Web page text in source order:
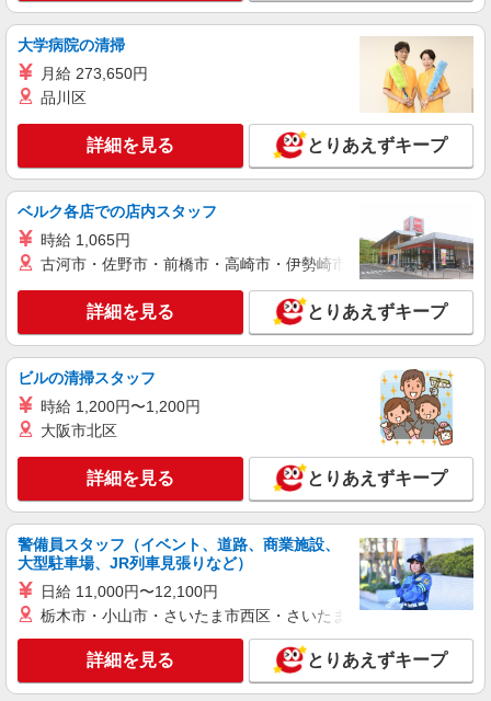
職業紹介
株式会社トラストグロース 新宿本社 第3営業部
サービス付き高齢者向け住宅での看護師
埼玉県和光市
キープ 詳細を見る
職業紹介
株式会社kotrio /●SW-S-2022812
和光市駅＊病院の看護助手│シフト相談OK！
経験不問・資格不問◎
時給1550円〜2312円 ＜交通費全支給(ガソリ
ン代含む)＞
キープ 詳細を見る
株式会社kotrio /●SI-H-2074879
和光市駅のサ高住＊シフト融通が利くため子育
て世代から大人気♪
時給2400円〜3000円 ＜日払い有/週払い有/交
通費全支給(ガソリン代含む)＞
和光市//和光市駅すぐ
キープ 詳細を見る
大学病院の清掃
月給 273,650円
品川区
詳細を見る とりあえずキープ
ベルク各店での店内スタッフ
時給 1,065円
古河市・佐野市・前橋市・高崎市・伊勢崎市・太田市・館林市
詳細を見る とりあえずキープ
ビルの清掃スタッフ
時給 1,200円〜1,200円
大阪市北区
詳細を見る とりあえずキープ
警備員スタッフ（イベント、道路、商業施設、
大型駐車場、JR列車見張りなど）
日給 11,000円〜12,100円
栃木市・小山市・さいたま市西区・さいたま市岩槻区・久喜市・
詳細を見る とりあえずキープ